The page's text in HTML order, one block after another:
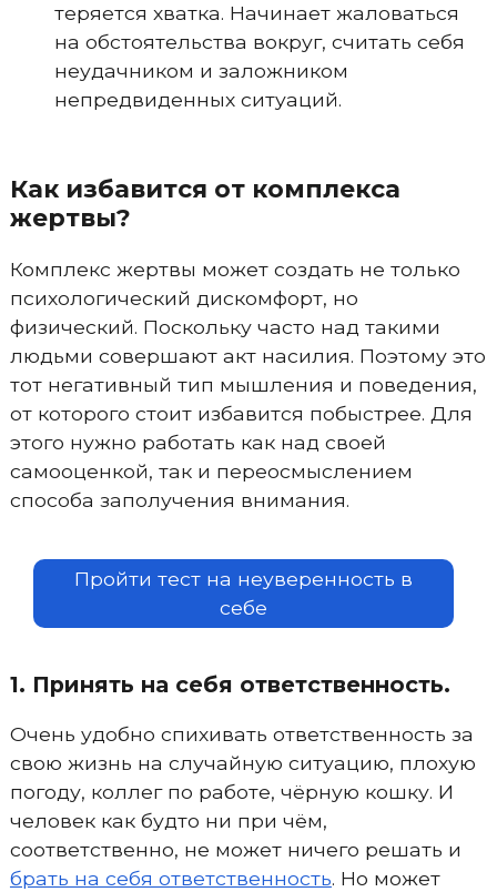
теряется хватка. Начинает жаловаться
на обстоятельства вокруг, считать себя
неудачником и заложником
непредвиденных ситуаций.
Как избавится от комплекса
жертвы?
Комплекс жертвы может создать не только
психологический дискомфорт, но
физический. Поскольку часто над такими
людьми совершают акт насилия. Поэтому это
тот негативный тип мышления и поведения,
от которого стоит избавится побыстрее. Для
этого нужно работать как над своей
самооценкой, так и переосмыслением
способа заполучения внимания.
Пройти тест на неуверенность в
себе
1. Принять на себя ответственность.
Очень удобно спихивать ответственность за
свою жизнь на случайную ситуацию, плохую
погоду, коллег по работе, чёрную кошку. И
человек как будто ни при чём,
соответственно, не может ничего решать и
брать на себя ответственность. Но может